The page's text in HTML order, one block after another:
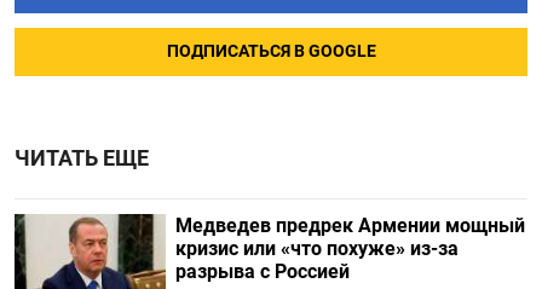
ПОДПИСАТЬСЯ В GOOGLE
ЧИТАТЬ ЕЩЕ
Медведев предрек Армении мощный
кризис или «что похуже» из-за
разрыва с Россией